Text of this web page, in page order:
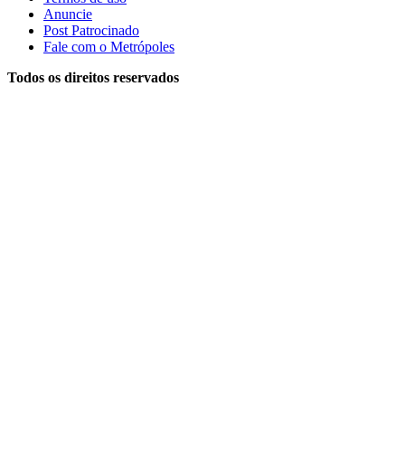
Anuncie
Post Patrocinado
Fale com o Metrópoles
Todos os direitos reservados